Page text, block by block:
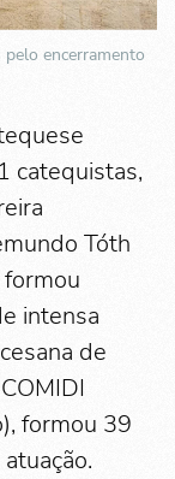
pelo encerramento
catequistas,
Tóth
intensa
de
formou 39